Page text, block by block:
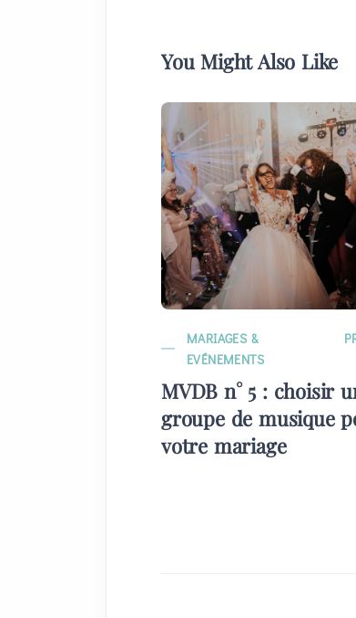
You Might Also Like
MARIAGES &
EVÉNEMENTS
MVDB n° 5 : choisir
groupe de musique
votre mariage